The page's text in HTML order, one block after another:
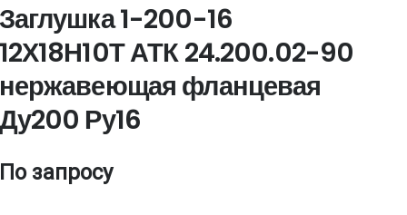
Заглушка 1-200-16
12Х18Н10Т АТК 24.200.02-90
нержавеющая фланцевая
Ду200 Ру16
По запросу